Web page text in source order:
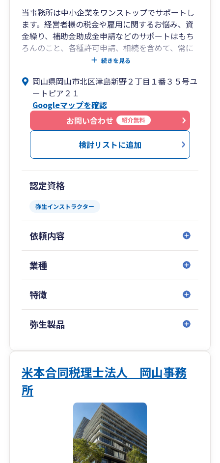
当事務所は中小企業をワンストップでサポートし
ます。経営者様の税金や雇用に関するお悩み、資
金繰り、補助金助成金申請などのサポートはもち
ろんのこと、各種許可申請、相続を含めて、常に
最新の情報をキャッチし最適な方法でサポートし
資金調達や事業計画書作成も迅速にサポートして
おります。
「中小企業のベストパートナー」として、経営者
様にとことん向き合い、互いに切磋琢磨し、成長
していくことが私の理想であります。「企業は社
会の公器」という松下幸之助氏（現Panasonic創
業者）の言葉があります。私腹を肥やすのではな
ります。生まれ育った岡山から日本全国を元気に
していきます！
続きを見る
岡山県岡山市北区津島新野２丁目１番３５号ユ
ートピア２１
Googleマップを確認
お問い合わせ
紹介無料
検討リストに追加
認定資格
弥生インストラクター
依頼内容
業種
特徴
弥生製品
米本合同税理士法人 岡山事務
所